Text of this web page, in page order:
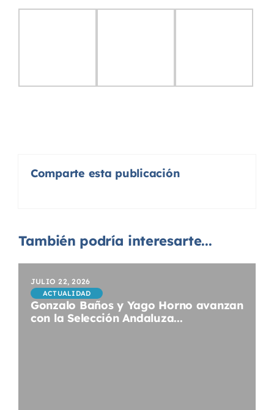
Comparte esta publicación
También podría interesarte...
JULIO 22, 2026
ACTUALIDAD
Gonzalo Baños y Yago Horno avanzan
con la Selección Andaluza...